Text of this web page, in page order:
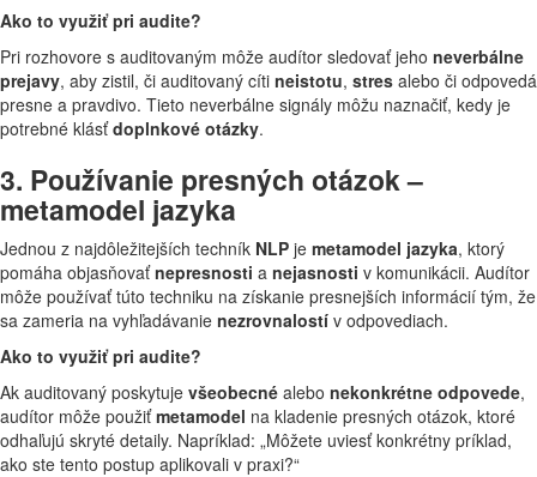
Ako to využiť pri audite?
Pri rozhovore s auditovaným môže audítor sledovať jeho neverbálne
prejavy, aby zistil, či auditovaný cíti neistotu, stres alebo či odpovedá
presne a pravdivo. Tieto neverbálne signály môžu naznačiť, kedy je
potrebné klásťdoplnkové otázky.
3. Používanie presných otázok –
metamodel jazyka
Jednou z najdôležitejších techník NLP je metamodel jazyka, ktorý
pomáha objasňovaťnepresnosti a nejasnosti v komunikácii. Audítor
môže používať túto techniku na získanie presnejších informácií tým, že
sa zameria na vyhľadávanie nezrovnalostí v odpovediach.
Ako to využiť pri audite?
Ak auditovaný poskytuje všeobecné alebo nekonkrétne odpovede,
audítor môže použiťmetamodel na kladenie presných otázok, ktoré
odhaľujú skryté detaily. Napríklad: „Môžete uviesť konkrétny príklad,
ako ste tento postup aplikovali v praxi?“